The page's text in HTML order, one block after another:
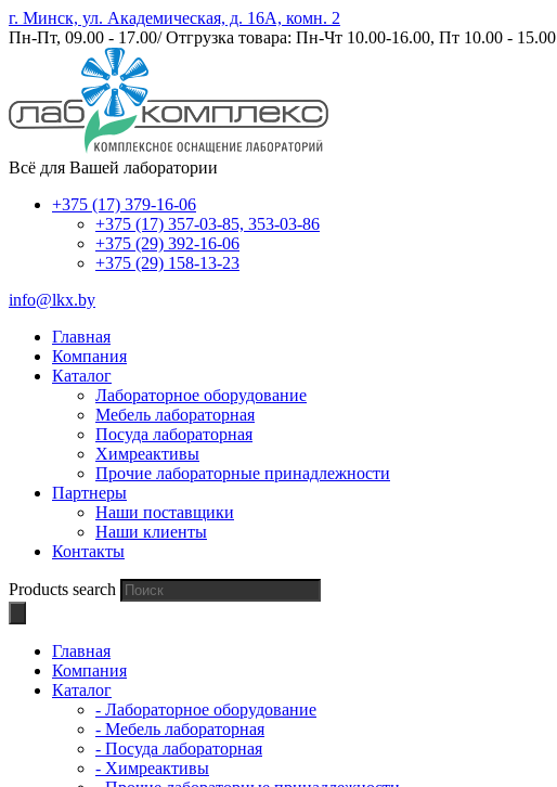
г. Минск, ул. Академическая, д. 16А, комн. 2
Пн-Пт, 09.00 - 17.00/ Отгрузка товара: Пн-Чт 10.00-16.00, Пт 10.00 - 15.00
Всё для Вашей лаборатории
+375 (17) 379-16-06
+375 (17) 357-03-85, 353-03-86
+375 (29) 392-16-06
+375 (29) 158-13-23
info@lkx.by
Главная
Компания
Каталог
Лабораторное оборудование
Мебель лабораторная
Посуда лабораторная
Химреактивы
Прочие лабораторные принадлежности
Партнеры
Наши поставщики
Наши клиенты
Контакты
Products search
Главная
Компания
Каталог
- Лабораторное оборудование
- Мебель лабораторная
- Посуда лабораторная
- Химреактивы